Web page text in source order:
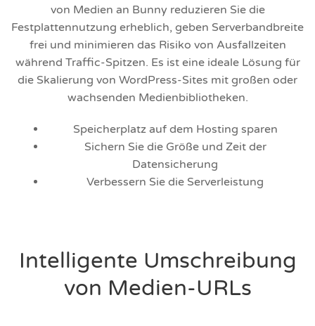
von Medien an Bunny reduzieren Sie die
Festplattennutzung erheblich, geben Serverbandbreite
frei und minimieren das Risiko von Ausfallzeiten
während Traffic-Spitzen. Es ist eine ideale Lösung für
die Skalierung von WordPress-Sites mit großen oder
wachsenden Medienbibliotheken.
Speicherplatz auf dem Hosting sparen
Sichern Sie die Größe und Zeit der
Datensicherung
Verbessern Sie die Serverleistung
Intelligente Umschreibung
von Medien-URLs